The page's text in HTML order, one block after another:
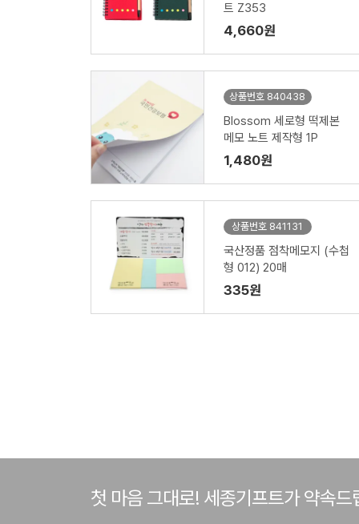
트 Z353
4,660원
상품번호 840438
Blossom 세로형 떡제본
메모 노트 제작형 1P
1,480원
상품번호 841131
국산정품 점착메모지 (수첩
형 012) 20매
335원
첫 마음 그대로! 세종기프트가 약속드